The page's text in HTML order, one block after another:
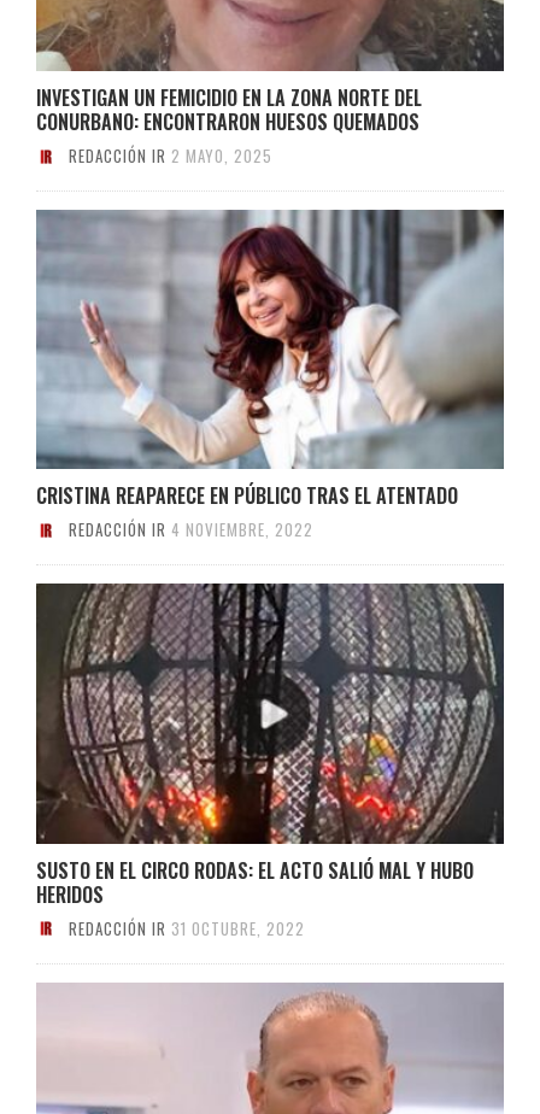
INVESTIGAN UN FEMICIDIO EN LA ZONA NORTE DEL
CONURBANO: ENCONTRARON HUESOS QUEMADOS
REDACCIÓN IR 2 MAYO, 2025
CRISTINA REAPARECE EN PÚBLICO TRAS EL ATENTADO
REDACCIÓN IR 4 NOVIEMBRE, 2022
SUSTO EN EL CIRCO RODAS: EL ACTO SALIÓ MAL Y HUBO
HERIDOS
REDACCIÓN IR 31 OCTUBRE, 2022